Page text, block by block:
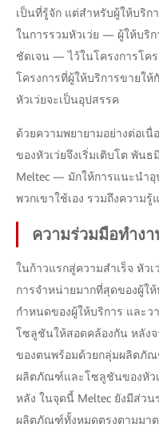
เป็นที่รู้จัก แต่สำหรับผู้ให้บริก
ในการรวมหัวเว่ย — ผู้ให้บริ
ชัดเจน — ไว้ในโครงการโค
โครงการที่ผู้ให้บริการขายใ
หัวเว่ยจะเป็นอุปสรรค
ด้วยความพยายามอย่างต่อเนื่
ของหัวเว่ยจึงเริ่มเติบโต พัน
Meltec — มักให้การแนะนำ
พวกเขาใช้เอง รวมถึงความ
ความร่วมมือทำงา
ในก้าวแรกสู่ความสำเร็จ หัว
การจำหน่ายมากที่สุดของผู้ใ
กำหนดของผู้ให้บริการ และ
โซลูชันให้สอดคล้องกัน หลัง
ของตนพร้อมด้วยกลุ่มผลิตภั
ผลิตภัณฑ์และโซลูชันของหัว
หลัง ในจุดนี้ Meltec ยังมีส่ว
ผลิตภัณฑ์ทั้งหมดตรงตามมา